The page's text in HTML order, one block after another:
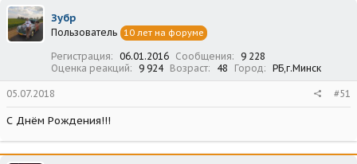
Зубр
Пользователь 10 лет на форуме
Регистрация 06.01.2016 Сообщения
9 228
Оценка реакций
9 924 Возраст 48 Город РБ,г.Минск
05.07.2018 #51
С Днём Рождения!!!